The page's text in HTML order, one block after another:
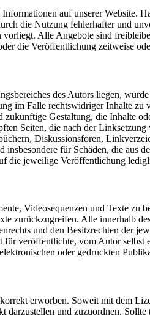
auf unserer Website.
die Nutzung fehlerhafter und
Alle Angebote sind
die Veröffentlichung zeitweise
des Autors liegen,
im Falle rechtswidriger Inhalte
Gestaltung, die Inhalte
Seiten, die nach der
Diskussionsforen,
für Schäden, die aus
die jeweilige Veröffentlichung
Videosequenzen und Texte zu
zurückzugreifen. Alle innerhalb
und den Besitzrechten der
veröffentlichte, vom Autor
oder gedruckten
erworben. Soweit mit dem
und zuzuordnen.